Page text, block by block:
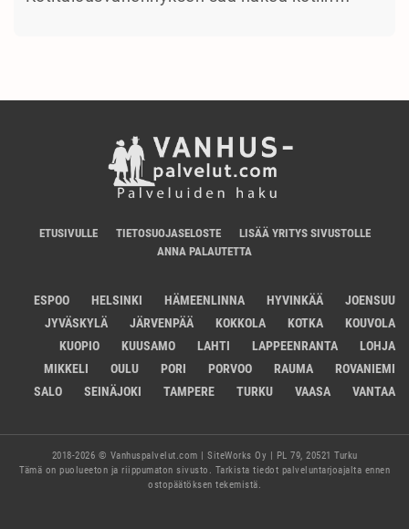
ETUSIVULLE TIETOSUOJASELOSTE
LISÄÄ YRITYS SIVUSTOLLE
ANNA PALAUTETTA
ESPOO HELSINKI HÄMEENLINNA HYVINKÄÄ
JOENSUU
JYVÄSKYLÄ
JÄRVENPÄÄ KOKKOLA KOTKA
KOUVOLA
KUOPIO
KUUSAMO LAHTI LAPPEENRANTA
LOHJA
MIKKELI
OULU PORI PORVOO RAUMA
ROVANIEMI
SALO
SEINÄJOKI TAMPERE TURKU VAASA VANTAA
2018-2026 © Vanhuspalvelut.com | SiteWorks Oy | PL 79, 20521 Turku
Tämä on puolueeton ja riippumaton sivusto. Tarkista tiedot palveluntarjoajalta ennen
ostopäätöksen tekemistä.